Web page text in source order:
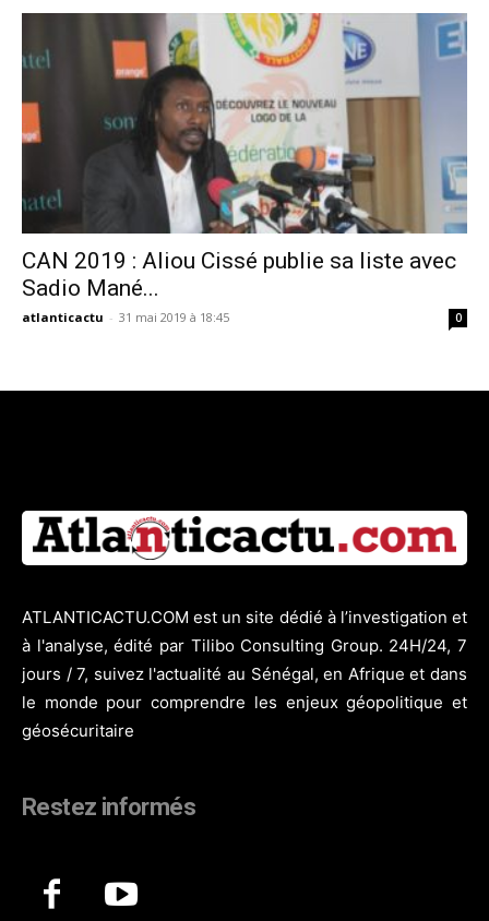
CAN 2019 : Aliou Cissé publie sa liste avec
Sadio Mané...
atlanticactu - 31 mai 2019 à 18:45 0
ATLANTICACTU.COM est un site dédié à l’investigation et
à l'analyse, édité par Tilibo Consulting Group. 24H/24, 7
jours / 7, suivez l'actualité au Sénégal, en Afrique et dans
le monde pour comprendre les enjeux géopolitique et
géosécuritaire
Restez informés